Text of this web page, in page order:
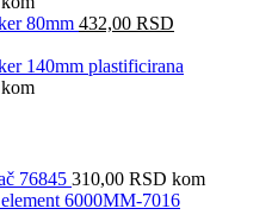
80mm 432,00 RSD
140mm plastificirana
kom
76845 310,00 RSD kom
6000MM-7016